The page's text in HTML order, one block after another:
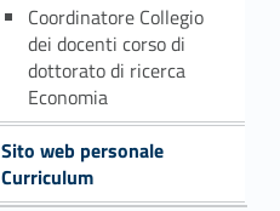
Coordinatore Collegio
dei docenti corso di
dottorato di ricerca
Economia
Sito web personale
Curriculum